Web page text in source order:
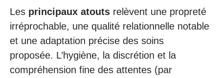
Les principaux atouts relèvent une propreté
irréprochable, une qualité relationnelle notable
et une adaptation précise des soins
proposée. L’hygiène, la discrétion et la
compréhension fine des attentes (par